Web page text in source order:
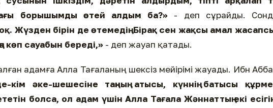
борышымды өтей алдым ба?» - деп сұрайды.
Жүзден бірін де өтемедің. Бірақ сен жақсы амал
көп сауабын береді,» - деп жауап қатады.
адамға Алла Тағаланың шексіз мейірімі жауады. Ибн
кім әке-шешесіне таңның атысы, күннің батысы
болса, ол адам үшін Алла Тағала Жәннаттың екі